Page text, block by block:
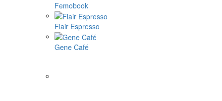
Femobook
Flair Espresso
Gene Café